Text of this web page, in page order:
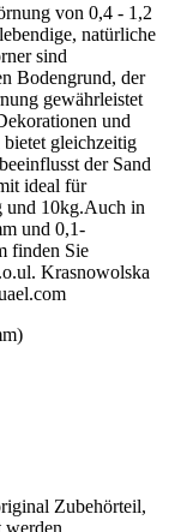
von 0,4 - 1,2
natürliche
sind
Bodengrund, der
gewährleistet
und
bietet gleichzeitig
der Sand
ideal für
und 10kg.Auch in
und 0,1-
finden Sie
Krasnowolska
Zubehörteil,
werden